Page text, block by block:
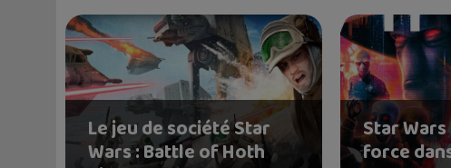
Le jeu de société Star
Wars : Battle of Hoth
Star
force